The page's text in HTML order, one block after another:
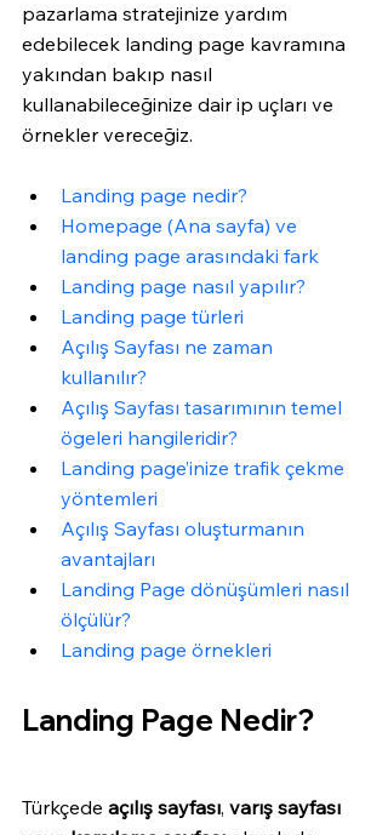
pazarlama stratejinize yardım
edebilecek landing page kavramına
yakından bakıp nasıl
kullanabileceğinize dair ip uçları ve
örnekler vereceğiz.
Landing page nedir?
Homepage (Ana sayfa) ve
landing page arasındaki fark
Landing page nasıl yapılır?
Landing page türleri
Açılış Sayfası ne zaman
kullanılır?
Açılış Sayfası tasarımının temel
ögeleri hangileridir?
Landing page’inize trafik çekme
yöntemleri
Açılış Sayfası oluşturmanın
avantajları
Landing Page dönüşümleri nasıl
ölçülür?
Landing page örnekleri
Landing Page Nedir?
Türkçede açılış sayfası, varış sayfası